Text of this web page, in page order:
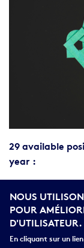
Body
29 available
year :
Cergy: 3
Loire Valley
Lyon: 3
Montpellier:
NOUS
POUR
D'UTILISATEUR.
En cliquant sur un